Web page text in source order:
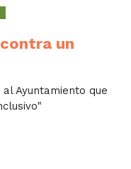
un
Ayuntamiento que